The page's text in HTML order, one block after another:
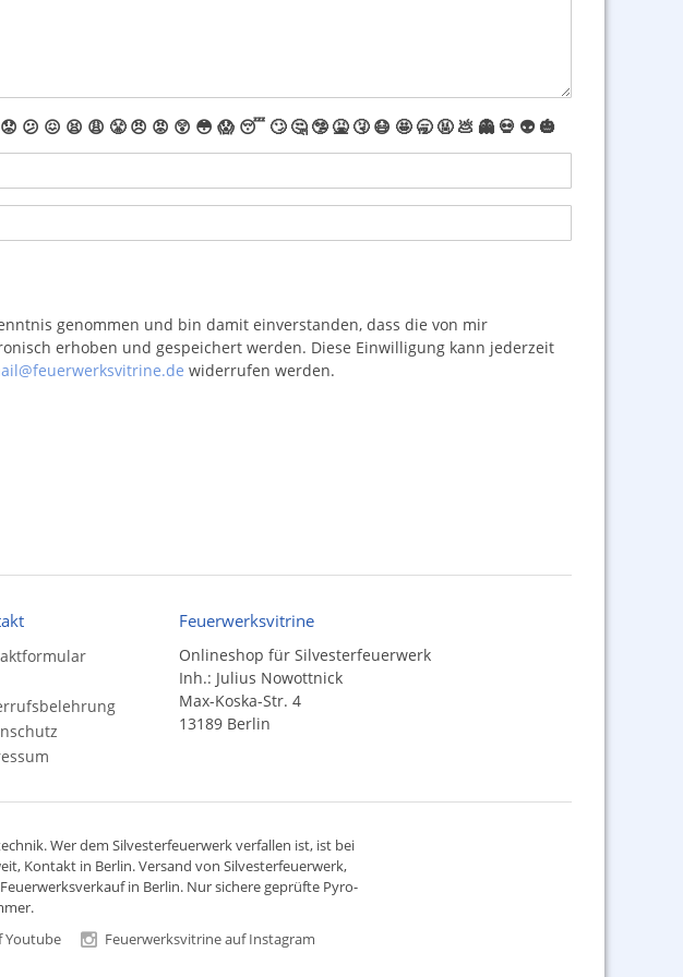
😟 😕 😖 😫 😩 😤 😠 😡 😲 😳 😱 😴 🙄 🤔 🤥 🤮 🤧 😷 🤩 🥱 🤬 💩 👻 💀 👽 🎃
genommen und bin damit einverstanden, dass die von mir
erhoben und gespeichert werden. Diese Einwilligung kann jederzeit
widerrufen werden.
Feuerwerksvitrine
Onlineshop für Silvesterfeuerwerk
Inh.: Julius Nowottnick
Max-Koska-Str. 4
13189 Berlin
. Wer dem Silvesterfeuerwerk verfallen ist, ist bei
, Kontakt in Berlin. Versand von Silvesterfeuerwerk,
in Berlin. Nur sichere geprüfte Pyro-
Youtube Feuerwerksvitrine auf Instagram